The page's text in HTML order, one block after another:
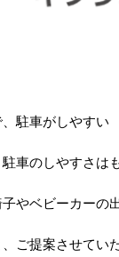
駐車がしやすい
車のしやすさは
やベビーカーの
ご提案させてい